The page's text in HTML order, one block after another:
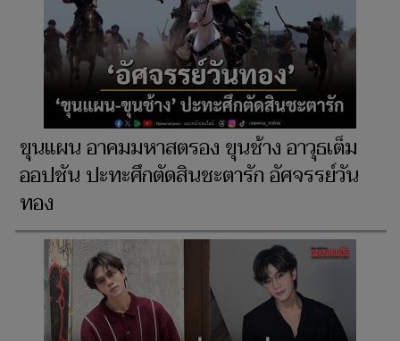
ขุนแผน อาคมมหาสตรอง ขุนช้าง อาวุธเต็ม
ออปชัน ปะทะศึกตัดสินชะตารัก อัศจรรย์วัน
ทอง